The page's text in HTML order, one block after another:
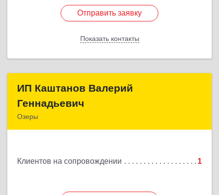
Отправить заявку
Показать контакты
Отправить заявку
Назад
ИП Каштанов Валерий
Геннадьевич
Озеры
Клиентов на сопровождении 1
ИП Каштанов Валерий
Подробнее